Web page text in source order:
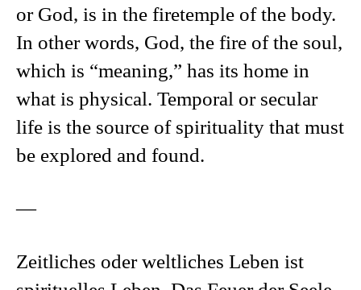
or God, is in the firetemple of the body.
In other words, God, the fire of the soul,
which is “meaning,” has its home in
what is physical. Temporal or secular
life is the source of spirituality that must
be explored and found.
—
Zeitliches oder weltliches Leben ist